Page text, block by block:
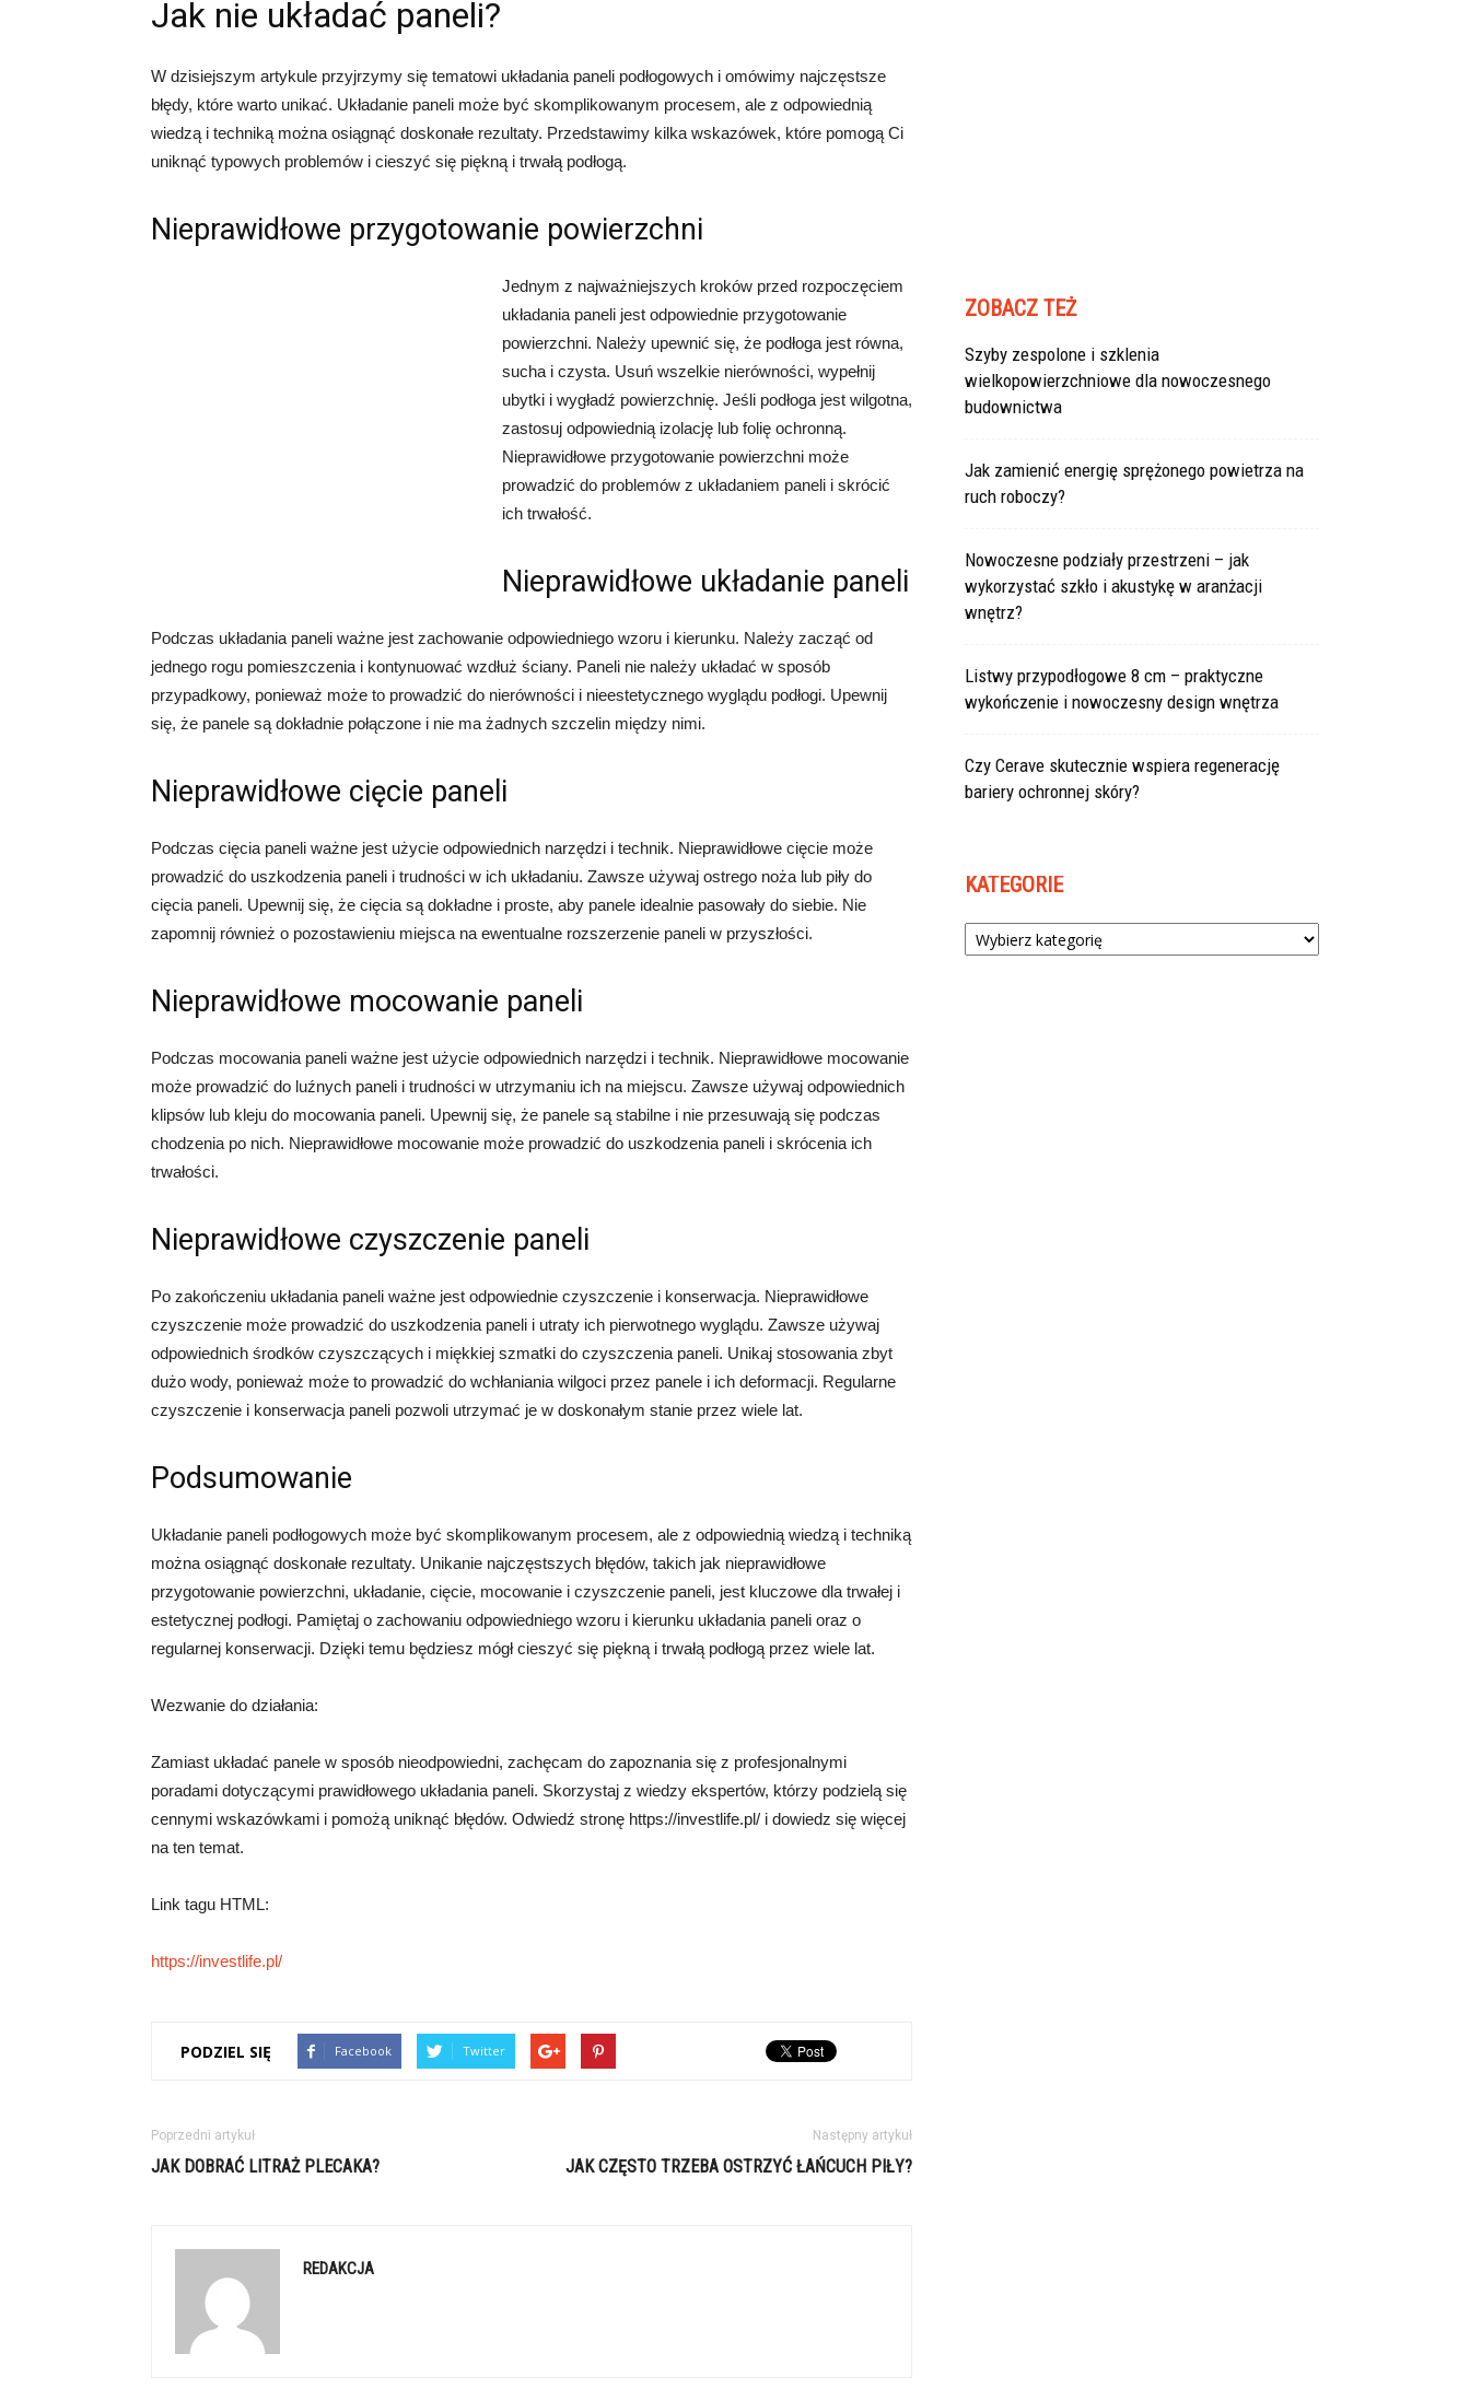
Jak nie układać paneli?
W dzisiejszym artykule przyjrzymy się tematowi układania paneli podłogowych i omówimy najczęstsze
błędy, które warto unikać. Układanie paneli może być skomplikowanym procesem, ale z odpowiednią
wiedzą i techniką można osiągnąć doskonałe rezultaty. Przedstawimy kilka wskazówek, które pomogą Ci
uniknąć typowych problemów i cieszyć się piękną i trwałą podłogą.
Nieprawidłowe przygotowanie powierzchni
Jednym z najważniejszych kroków przed rozpoczęciem
układania paneli jest odpowiednie przygotowanie
powierzchni. Należy upewnić się, że podłoga jest równa,
sucha i czysta. Usuń wszelkie nierówności, wypełnij
ubytki i wygładź powierzchnię. Jeśli podłoga jest wilgotna,
zastosuj odpowiednią izolację lub folię ochronną.
Nieprawidłowe przygotowanie powierzchni może
prowadzić do problemów z układaniem paneli i skrócić
ich trwałość.
Nieprawidłowe układanie paneli
Podczas układania paneli ważne jest zachowanie odpowiedniego wzoru i kierunku. Należy zacząć od
jednego rogu pomieszczenia i kontynuować wzdłuż ściany. Paneli nie należy układać w sposób
przypadkowy, ponieważ może to prowadzić do nierówności i nieestetycznego wyglądu podłogi. Upewnij
się, że panele są dokładnie połączone i nie ma żadnych szczelin między nimi.
Nieprawidłowe cięcie paneli
Podczas cięcia paneli ważne jest użycie odpowiednich narzędzi i technik. Nieprawidłowe cięcie może
prowadzić do uszkodzenia paneli i trudności w ich układaniu. Zawsze używaj ostrego noża lub piły do
cięcia paneli. Upewnij się, że cięcia są dokładne i proste, aby panele idealnie pasowały do siebie. Nie
zapomnij również o pozostawieniu miejsca na ewentualne rozszerzenie paneli w przyszłości.
Nieprawidłowe mocowanie paneli
Podczas mocowania paneli ważne jest użycie odpowiednich narzędzi i technik. Nieprawidłowe mocowanie
może prowadzić do luźnych paneli i trudności w utrzymaniu ich na miejscu. Zawsze używaj odpowiednich
klipsów lub kleju do mocowania paneli. Upewnij się, że panele są stabilne i nie przesuwają się podczas
chodzenia po nich. Nieprawidłowe mocowanie może prowadzić do uszkodzenia paneli i skrócenia ich
trwałości.
Nieprawidłowe czyszczenie paneli
Po zakończeniu układania paneli ważne jest odpowiednie czyszczenie i konserwacja. Nieprawidłowe
czyszczenie może prowadzić do uszkodzenia paneli i utraty ich pierwotnego wyglądu. Zawsze używaj
odpowiednich środków czyszczących i miękkiej szmatki do czyszczenia paneli. Unikaj stosowania zbyt
dużo wody, ponieważ może to prowadzić do wchłaniania wilgoci przez panele i ich deformacji. Regularne
czyszczenie i konserwacja paneli pozwoli utrzymać je w doskonałym stanie przez wiele lat.
Podsumowanie
Układanie paneli podłogowych może być skomplikowanym procesem, ale z odpowiednią wiedzą i techniką
można osiągnąć doskonałe rezultaty. Unikanie najczęstszych błędów, takich jak nieprawidłowe
przygotowanie powierzchni, układanie, cięcie, mocowanie i czyszczenie paneli, jest kluczowe dla trwałej i
estetycznej podłogi. Pamiętaj o zachowaniu odpowiedniego wzoru i kierunku układania paneli oraz o
regularnej konserwacji. Dzięki temu będziesz mógł cieszyć się piękną i trwałą podłogą przez wiele lat.
Wezwanie do działania:
Zamiast układać panele w sposób nieodpowiedni, zachęcam do zapoznania się z profesjonalnymi
poradami dotyczącymi prawidłowego układania paneli. Skorzystaj z wiedzy ekspertów, którzy podzielą się
cennymi wskazówkami i pomożą uniknąć błędów. Odwiedź stronę https://investlife.pl/ i dowiedz się więcej
na ten temat.
Link tagu HTML:
https://investlife.pl/
PODZIEL SIĘ Facebook Twitter
Poprzedni artykuł
JAK DOBRAĆ LITRAŻ PLECAKA?
Następny artykuł
JAK CZĘSTO TRZEBA OSTRZYĆ ŁAŃCUCH PIŁY?
REDAKCJA
ZOBACZ TEŻ
Szyby zespolone i szklenia
wielkopowierzchniowe dla nowoczesnego
budownictwa
Jak zamienić energię sprężonego powietrza na
ruch roboczy?
Nowoczesne podziały przestrzeni – jak
wykorzystać szkło i akustykę w aranżacji
wnętrz?
Listwy przypodłogowe 8 cm – praktyczne
wykończenie i nowoczesny design wnętrza
Czy Cerave skutecznie wspiera regenerację
bariery ochronnej skóry?
KATEGORIE
Kategorie